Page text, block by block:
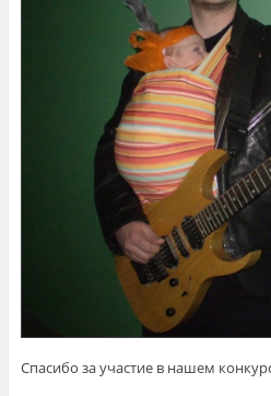
Спасибо за участие в нашем